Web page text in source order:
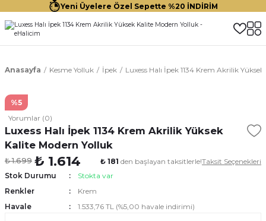
Yeni Üyelere Özel Sepette %20 İNDİRİM
Anasayfa Kesme Yolluk İpek Luxess Halı İpek 1134 Krem Akrilik
%5
Yorumlar (0)
Luxess Halı İpek 1134 Krem Akrilik Yüksek
Kalite Modern Yolluk
₺ 1.699 ₺ 1.614 ₺ 181 den başlayan taksitlerle!Taksit Seçenekleri
Stok Durumu
Stokta var
Renkler
Krem
Havale
1.533,76 TL (%5,00 havale indirimi)